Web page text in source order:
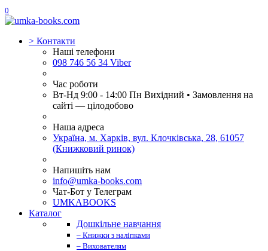
0
> Контакти
Наші телефони
098 746 56 34 Viber
Час роботи
Вт-Нд 9:00 - 14:00 Пн Вихідний • Замовлення на
сайті — цілодобово
Наша адреса
Україна, м. Харків, вул. Клочківська, 28, 61057
(Книжковий ринок)
Напишіть нам
info@umka-books.com
Чат-Бот у Телеграм
UMKABOOKS
Каталог
Дошкільне навчання
– Книжки з наліпками
– Вихователям